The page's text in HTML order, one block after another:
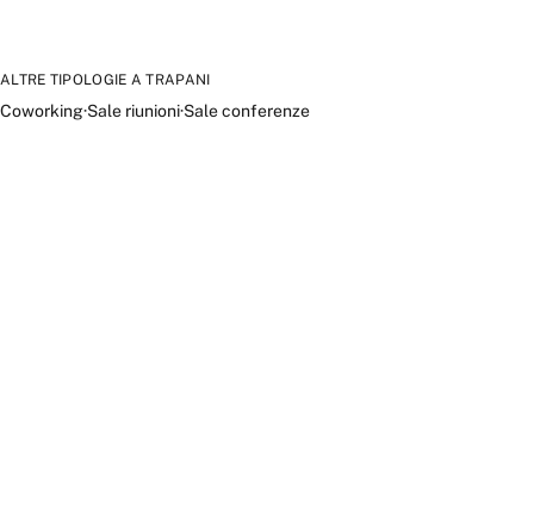
ALTRE TIPOLOGIE ATRAPANI
Coworking·Sale riunioni·Sale conferenze